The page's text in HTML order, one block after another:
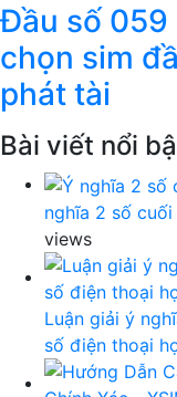
Đầu số 059
chọn sim
phát tài
Bài viết nổi
nghĩa 2 số
views
Luận giải ý
số điện thoại